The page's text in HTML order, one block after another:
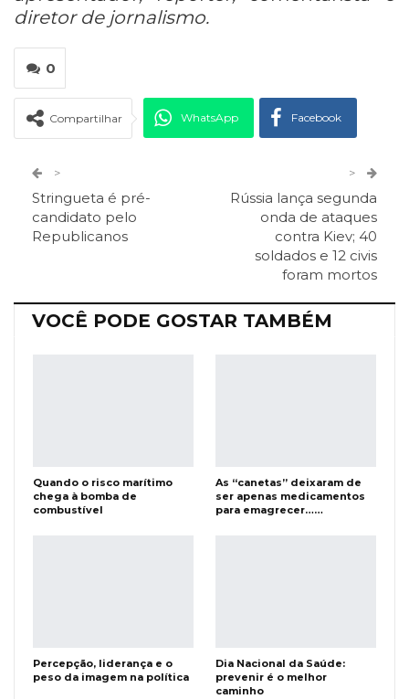
diretor de jornalismo.
0
Compartilhar WhatsApp Facebook
ReddIt Telegram
O email
>
Stringueta é pré-
candidato pelo
Republicanos
>
Rússia lança segunda
onda de ataques
contra Kiev; 40
soldados e 12 civis
foram mortos
VOCÊ PODE GOSTAR TAMBÉM
Quando o risco marítimo
chega à bomba de
combustível
As “canetas” deixaram de
ser apenas medicamentos
para emagrecer……
Percepção, liderança e o
peso da imagem na política
Dia Nacional da Saúde:
prevenir é o melhor
caminho